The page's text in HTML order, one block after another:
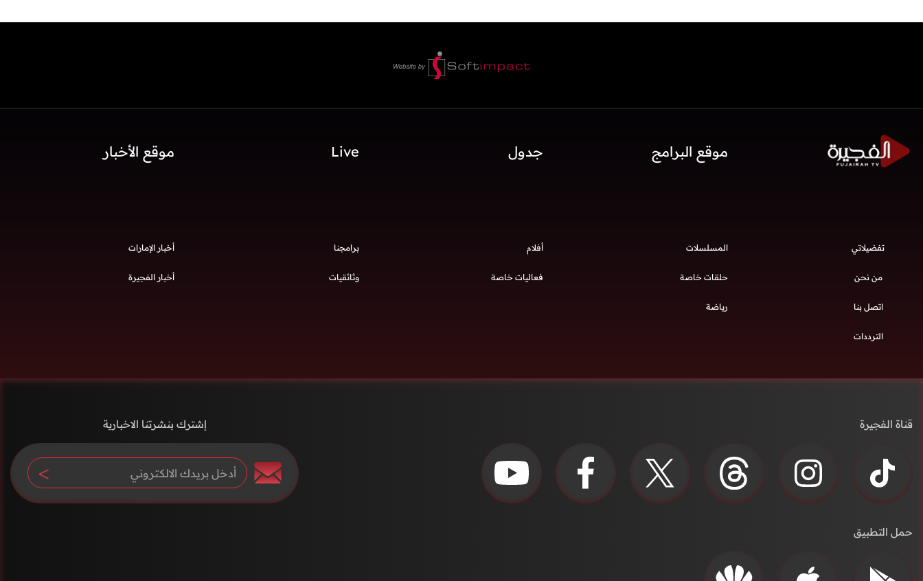
موقع البرامج جدول Live موقع الأخبار
تفضيلاتي
من نحن
اتصل بنا
الترددات
المسلسلات أفلام برامجنا
حلقات خاصة فعاليات خاصة وثائقيات
رياضة
أخبار الإمارات
أخبار الفجيرة
قناة الفجيرة
حمل التطبيق
إشترك بنشرتنا الاخبارية